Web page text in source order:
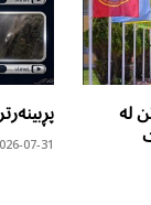
لە
07-31